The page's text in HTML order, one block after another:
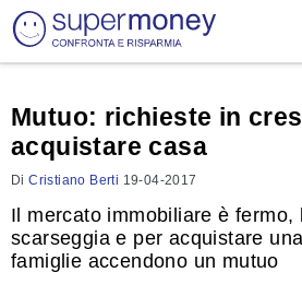
Mutuo: richieste in
acquistare casa
DiCristiano Berti 19-04-2017
Il mercato immobiliare è fermo,
scarseggia e per acquistare
famiglie accendono un mutuo